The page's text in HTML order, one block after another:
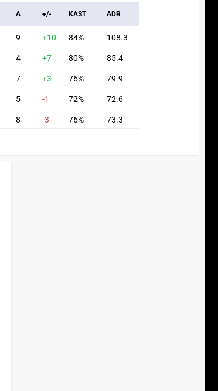
A +/- KAST ADR
9 +10 84% 108.3
4 +7 80% 85.4
7 +3 76% 79.9
5 -1 72% 72.6
8 -3 76% 73.3